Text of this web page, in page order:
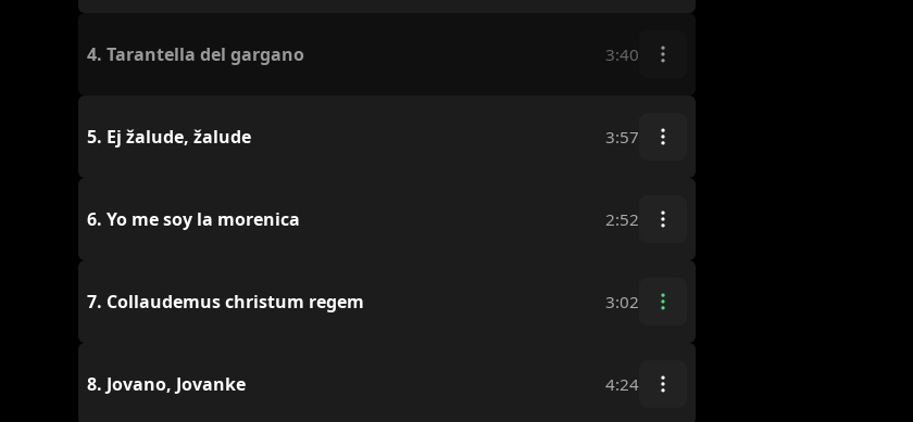
4. Tarantella del gargano 3:40
5. Ej žalude, žalude 3:57
6. Yo me soy la morenica 2:52
7. Collaudemus christum regem 3:02
8. Jovano, Jovanke 4:24